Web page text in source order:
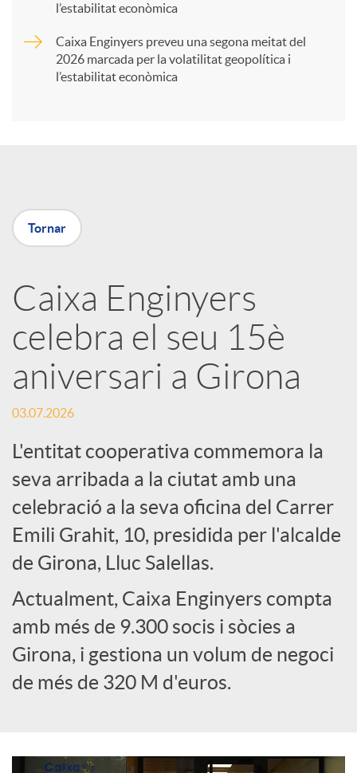
a
a
r
x
e
s
S
o
c
l’estabilitat econòmica
Caixa Enginyers preveu una segona meitat del
2026 marcada per la volatilitat geopolítica i
l’estabilitat econòmica
Tornar
Caixa Enginyers
celebra el seu 15è
aniversari a Girona
03.07.2026
L'entitat cooperativa commemora la
seva arribada a la ciutat amb una
celebració a la seva oficina del Carrer
Emili Grahit, 10, presidida per l'alcalde
de Girona, Lluc Salellas.
Actualment, Caixa Enginyers compta
amb més de 9.300 socis i sòcies a
Girona, i gestiona un volum de negoci
de més de 320 M d'euros.